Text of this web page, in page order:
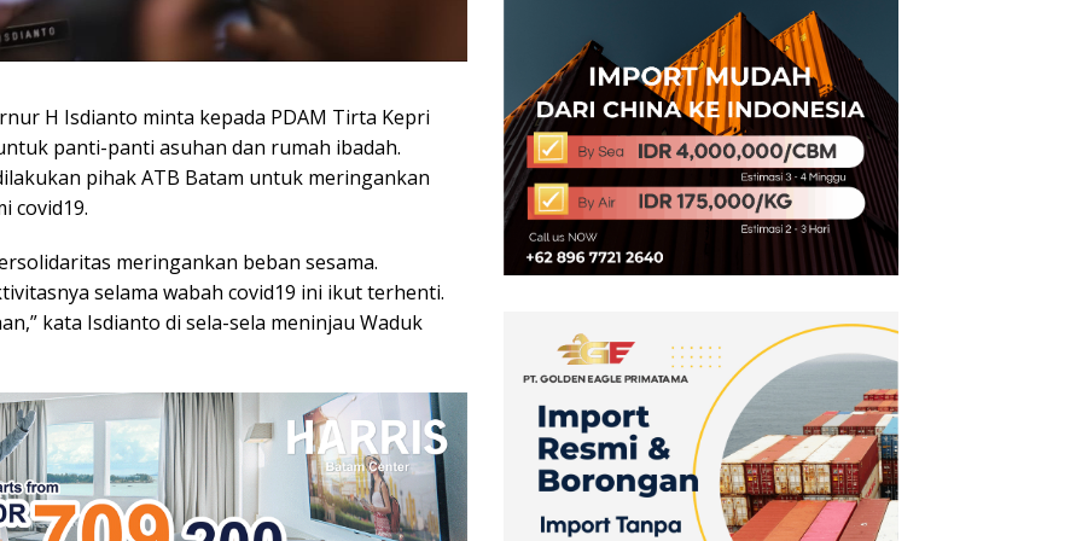
H Isdianto minta kepada PDAM Tirta Kepri
panti-panti asuhan dan rumah ibadah.
pihak ATB Batam untuk meringankan
covid19.
meringankan beban sesama.
selama wabah covid19 ini ikut terhenti.
kata Isdianto di sela-sela meninjau Waduk